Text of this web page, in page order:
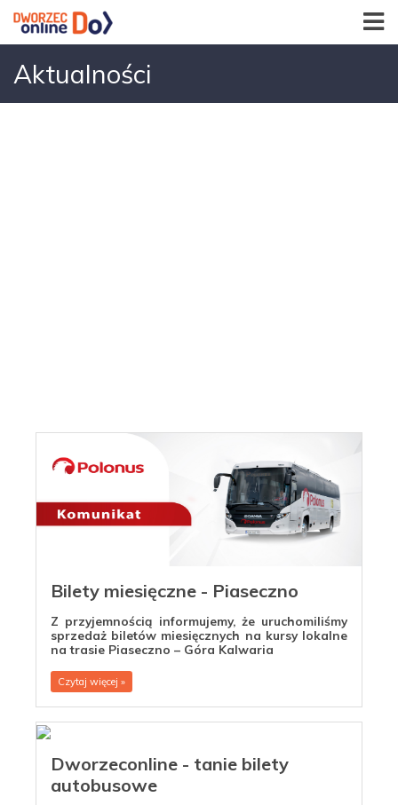
Aktualności
Bilety miesięczne - Piaseczno
Z przyjemnością informujemy, że uruchomiliśmy
sprzedaż biletów miesięcznych na kursy lokalne
na trasie Piaseczno – Góra Kalwaria
Czytaj więcej »
Dworzeconline - tanie bilety
autobusowe